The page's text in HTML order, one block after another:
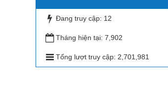
Đang truy cập: 12
Tháng hiện tại: 7,902
Tổng lượt truy cập: 2,701,981